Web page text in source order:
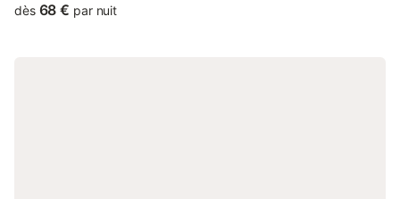
dès 68 € par nuit